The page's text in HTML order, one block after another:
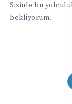
Sizinle bu
bekliyorum.